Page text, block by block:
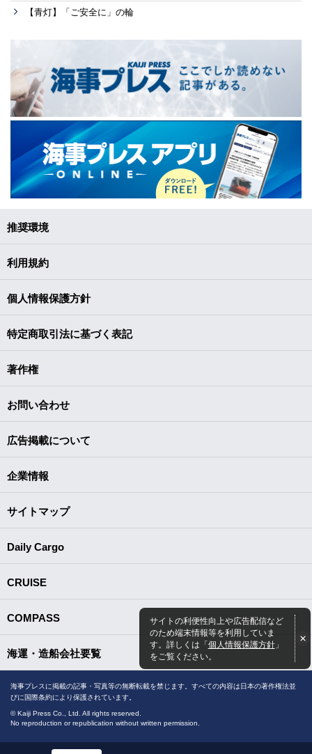
【青灯】「ご安全に」の輪
サイトの利便性向上や広告配信など
のため端末情報等を利用していま
す。詳しくは「個人情報保護方針」
をご覧ください。
推奨環境
利用規約
個人情報保護方針
特定商取引法に基づく表記
著作権
お問い合わせ
広告掲載について
企業情報
サイトマップ
Daily Cargo
CRUISE
COMPASS
海運・造船会社要覧
海事プレスに掲載の記事・写真等の無断転載を禁じます。すべての内容は日本の著作権法並
びに国際条約により保護されています。
© Kaiji Press Co., Ltd. All rights reserved.
No reproduction or republication without written permission.